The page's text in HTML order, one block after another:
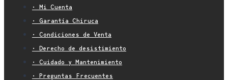
• Mi Cuenta
• Garantía Chiruca
• Condiciones de Venta
• Derecho de desistimiento
• Cuidado y Mantenimiento
• Preguntas Frecuentes